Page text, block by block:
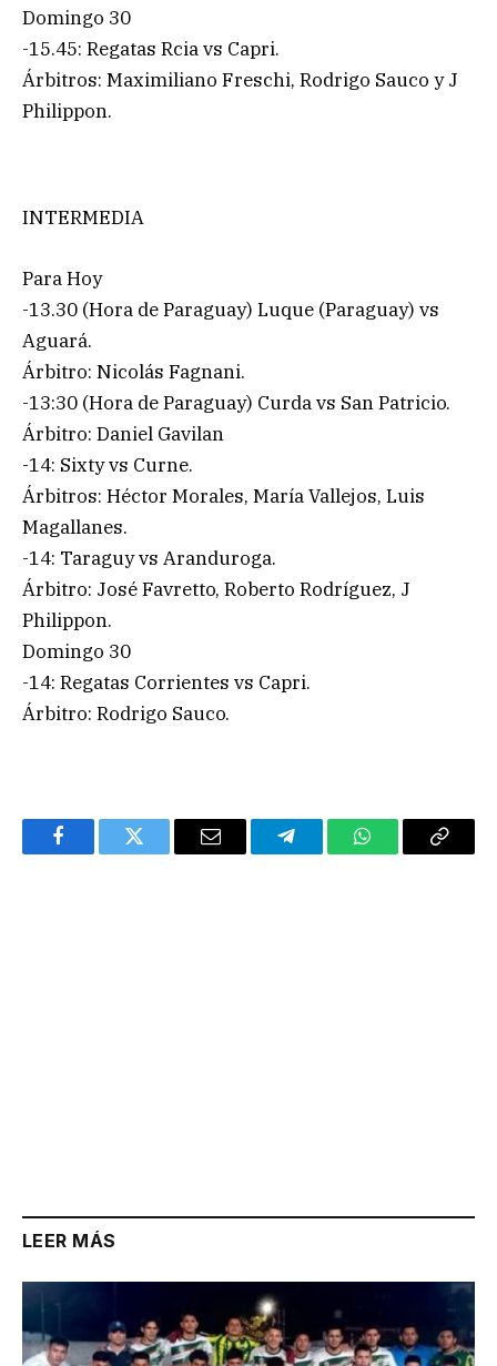
Domingo 30
-15.45: Regatas Rcia vs Capri.
Árbitros: Maximiliano Freschi, Rodrigo Sauco y J
Philippon.
INTERMEDIA
Para Hoy
-13.30 (Hora de Paraguay) Luque (Paraguay) vs
Aguará.
Árbitro: Nicolás Fagnani.
-13:30 (Hora de Paraguay) Curda vs San Patricio.
Árbitro: Daniel Gavilan
-14: Sixty vs Curne.
Árbitros: Héctor Morales, María Vallejos, Luis
Magallanes.
-14: Taraguy vs Aranduroga.
Árbitro: José Favretto, Roberto Rodríguez, J
Philippon.
Domingo 30
-14: Regatas Corrientes vs Capri.
Árbitro: Rodrigo Sauco.
FacebookTwitter Email TelegramWhatsAppCopy
LEER MÁS